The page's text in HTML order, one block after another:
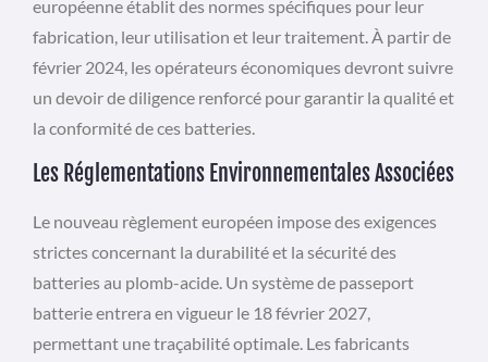
européenne établit des normes spécifiques pour leur
fabrication, leur utilisation et leur traitement. À partir de
février 2024, les opérateurs économiques devront suivre
un devoir de diligence renforcé pour garantir la qualité et
la conformité de ces batteries.
Les Réglementations Environnementales Associées
Le nouveau règlement européen impose des exigences
strictes concernant la durabilité et la sécurité des
batteries au plomb-acide. Un système de passeport
batterie entrera en vigueur le 18 février 2027,
permettant une traçabilité optimale. Les fabricants